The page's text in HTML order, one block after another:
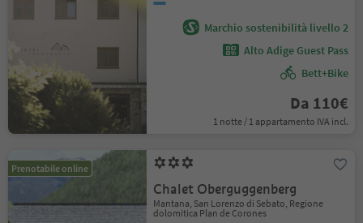
Marchio sostenibilità livello 2
Alto Adige Guest Pass
Bett+Bike
Da 110€
1 notte / 1 appartamento IVA incl.
Prenotabile online
Chalet Oberguggenberg
Mantana, San Lorenzo di Sebato, Regione
dolomitica Plan de Corones